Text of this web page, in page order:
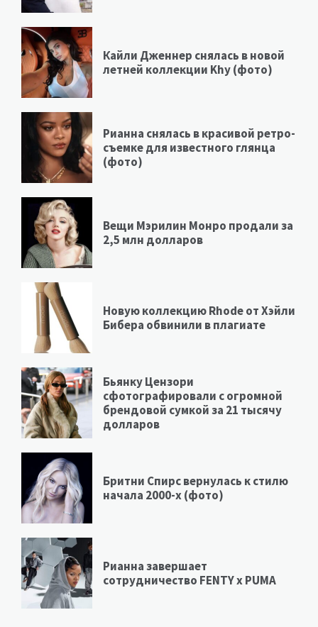
Кайли Дженнер снялась в новой
летней коллекции Khy (фото)
Рианна снялась в красивой ретро-
съемке для известного глянца
(фото)
Вещи Мэрилин Монро продали за
2,5 млн долларов
Новую коллекцию Rhode от Хэйли
Бибера обвинили в плагиате
Бьянку Цензори
сфотографировали с огромной
брендовой сумкой за 21 тысячу
долларов
Бритни Спирс вернулась к стилю
начала 2000-х (фото)
Рианна завершает
сотрудничество FENTY х PUMA